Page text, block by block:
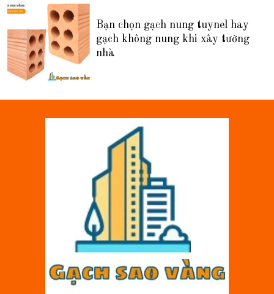
Bạn chọn gạch nung tuynel hay
gạch không nung khi xây tường
nhà